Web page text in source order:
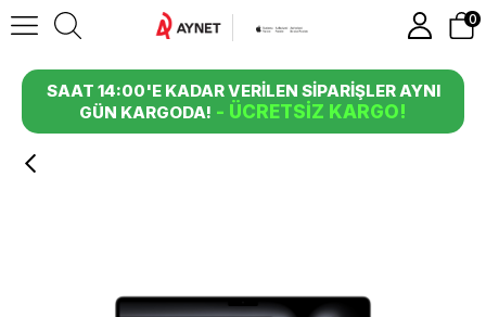
0
SAAT 14:00'E KADAR VERİLEN SİPARİŞLER AYNI
GÜN KARGODA! - ÜCRETSİZ KARGO!